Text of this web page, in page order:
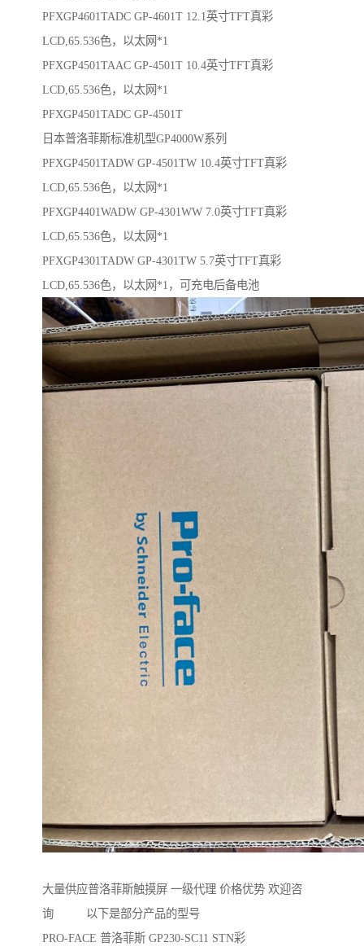
PFXGP4601TADC GP-4601T 12.1英寸TFT真彩
LCD,65.536色，以太网*1
PFXGP4501TAAC GP-4501T 10.4英寸TFT真彩
LCD,65.536色，以太网*1
PFXGP4501TADC GP-4501T
日本普洛菲斯标准机型GP4000W系列
PFXGP4501TADW GP-4501TW 10.4英寸TFT真彩
LCD,65.536色，以太网*1
PFXGP4401WADW GP-4301WW 7.0英寸TFT真彩
LCD,65.536色，以太网*1
PFXGP4301TADW GP-4301TW 5.7英寸TFT真彩
LCD,65.536色，以太网*1，可充电后备电池
大量供应普洛菲斯触摸屏 一级代理 价格优势 欢迎咨
询 以下是部分产品的型号
PRO-FACE 普洛菲斯 GP230-SC11 STN彩